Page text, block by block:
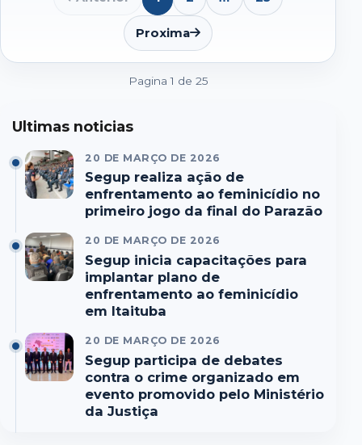
lista
Proxima
Pagina 1 de 25
Ultimas noticias
20 DE MARÇO DE 2026
Segup realiza ação de
enfrentamento ao feminicídio no
primeiro jogo da final do Parazão
20 DE MARÇO DE 2026
Segup inicia capacitações para
implantar plano de
enfrentamento ao feminicídio
em Itaituba
20 DE MARÇO DE 2026
Segup participa de debates
contra o crime organizado em
evento promovido pelo Ministério
da Justiça